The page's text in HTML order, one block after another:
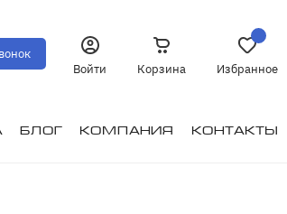
Войти
Корзина Избранное
Блог Компания Контакты